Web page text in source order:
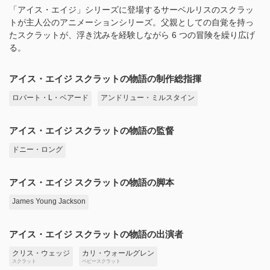
「アイス・エイジ」シリーズに登場するサーベルリスのスクラッ
トが主人公のアニメーションシリーズ。父親としての自覚を持っ
たスクラットが、浮き沈みを経験しながら 6 つの冒険を繰り広げ
る。
アイス・エイジ スクラットの物語の制作総指揮
ロバート・L・ベアード アンドリュー・ミルスタイン
アイス・エイジ スクラットの物語の監督
ドニー・ロング
アイス・エイジ スクラットの物語の脚本
James Young Jackson
アイス・エイジ スクラットの物語の出演者
クリス・ウェッジ
スクラット
カリ・ウォールグレン
ベビースクラット